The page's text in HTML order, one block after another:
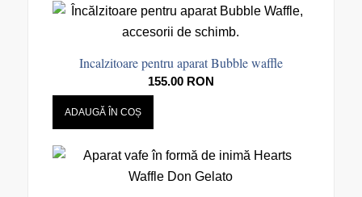
Incalzitoare pentru aparat Bubble waffle
155.00 RON
ADAUGĂ ÎN COȘ